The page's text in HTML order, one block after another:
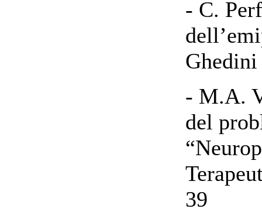
- C.
- M.A.
del
39